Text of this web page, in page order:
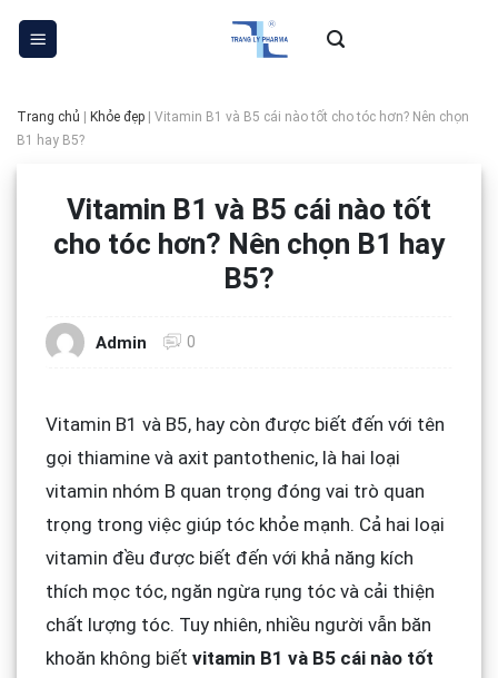
Skip
Trang chủ Khỏe đẹp
Vitamin B1 và B5 cái nào tốt cho tóc hơn? Nên chọn
B1 hay B5?
Vitamin B1 và B5 cái nào tốt
cho tóc hơn? Nên chọn B1 hay
B5?
Admin 0
Vitamin B1 và B5, hay còn được biết đến với tên
gọi thiamine và axit pantothenic, là hai loại
vitamin nhóm B quan trọng đóng vai trò quan
trọng trong việc giúp tóc khỏe mạnh. Cả hai loại
vitamin đều được biết đến với khả năng kích
thích mọc tóc, ngăn ngừa rụng tóc và cải thiện
chất lượng tóc. Tuy nhiên, nhiều người vẫn băn
khoăn không biết vitamin B1 và B5 cái nào tốt